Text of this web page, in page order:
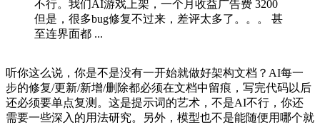
不行。我们AI游戏上架，一个月收益广告费 3200
但是，很多bug修复不过来，差评太多了。。。 甚
至连界面都 ...
听你这么说，你是不是没有一开始就做好架构文档？AI每一
步的修复/更新/新增/删除都必须在文档中留痕，写完代码以后
还必须要单点复测。这是提示词的艺术，不是AI不行，你还
需要一些深入的用法研究。另外，模型也不是能随便用哪个就